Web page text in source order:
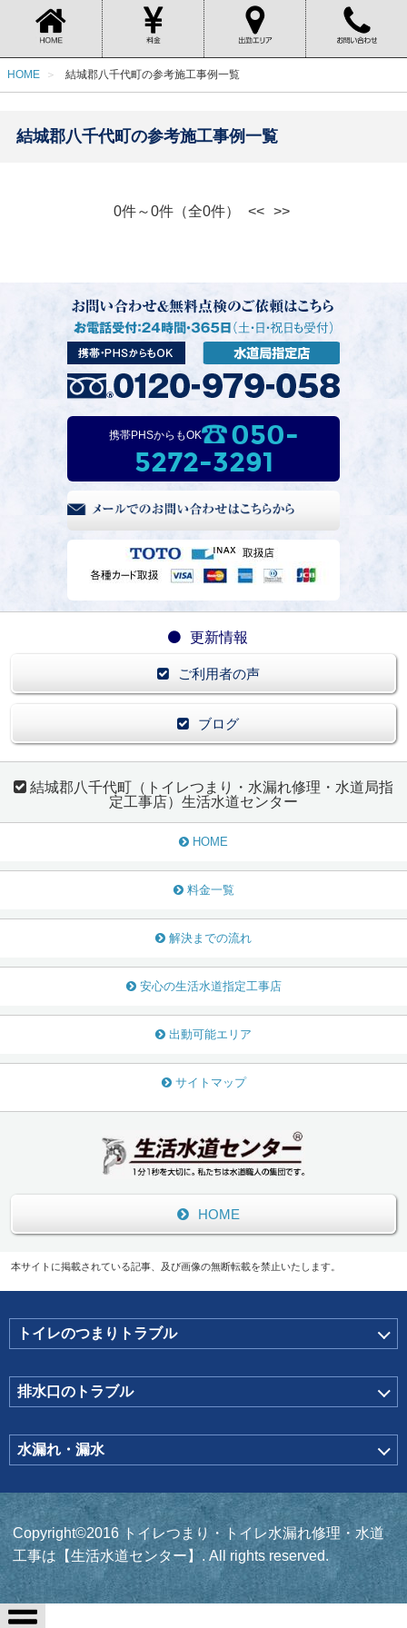
HOME 結城郡八千代町の参考施工事例一覧
結城郡八千代町の参考施工事例一覧
0件～0件（全0件） << >>
携帯PHSからもOK
050-
5272-3291
更新情報
ご利用者の声
ブログ
結城郡八千代町（トイレつまり・水漏れ修理・水道局指
定工事店）生活水道センター
HOME
料金一覧
解決までの流れ
安心の生活水道指定工事店
出動可能エリア
サイトマップ
HOME
本サイトに掲載されている記事、及び画像の無断転載を禁止いたします。
トイレのつまりトラブル
排水口のトラブル
水漏れ・漏水
Copyright©2016 トイレつまり・トイレ水漏れ修理・水道
工事は【生活水道センター】. All rights reserved.